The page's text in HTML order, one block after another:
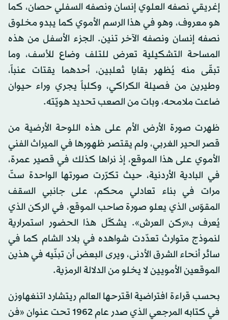
إغريقي نصفه العلوي إنسان ونصفه السفلي حصان، كما
هو معروف، وهو في هذا الرسم الأموي كما يبدو مخلوق
نصفه إنسان ونصفه الآخر تنين. الجزء الأسفل من هذه
المساحة التشكيلية تعرض للتلف وضاع للأسف، وما
تبقّى منه يُظهر بقايا ثعلبين، أحدهما يقتات عنباً،
وطيرين من فصيلة الكراكي، وكلباً يجري وراء حيوان
ضاعت ملامحه، وبات من الصعب تحديد هويّته.
ظهرت صورة الأرض الأم على هذه اللوحة الأرضية من
قصر الحير الغربي، ولم يقتصر ظهورها في الميراث الفني
الأموي على هذا الموقع، إذ نراها كذلك في قصير عمرة،
في البادية الأردنية، حيث تكرّرت صورتها الواحدة ستّ
مرات في بناء تعادلي محكم، على جانبي السقف
المقوّس الذي يعلو صورة صاحب الموقع، في الركن الذي
يُعرف بـ«ركن العرش». يشكّل هذا الحضور استمرارية
لنموذج متوارث تعدّدت شواهده في بلاد الشام كما في
سائر أنحاء الشرق الأدنى، ويرى البعض أن تبنّيه في هذين
الموقعين الأمويين لا يخلو من الدلالة الرمزية.
بحسب قراءة افتراضية اقترحها العالم ريتشارد اتنغهاوزن
في كتابه المرجعي الذي صدر عام 1962 تحت عنوان «فن